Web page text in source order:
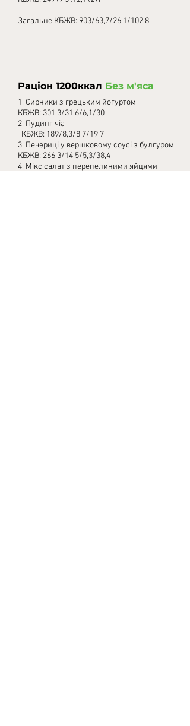
Загальне КБЖВ: 903/63,7/26,1/102,8
Раціон 1200ккал Без м'яса
1. Сирники з грецьким йогуртом
КБЖВ: 301,3/31,6/6,1/30
2. Пудинг чіа
КБЖВ: 189/8,3/8,7/19,7
3. Печериці у вершковому соусі з булгуром
КБЖВ: 266,3/14,5/5,3/38,4
4. Мікс салат з перепелиними яйцями